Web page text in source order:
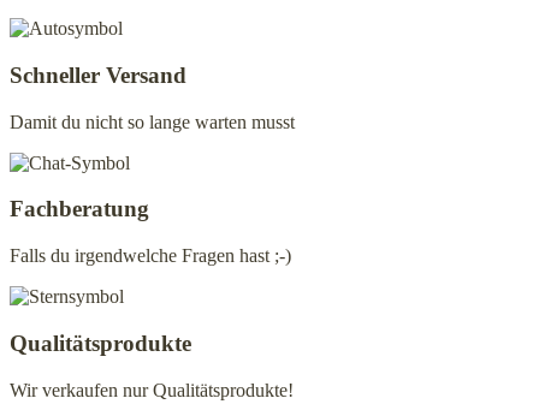
Schneller Versand
Damit du nicht so lange warten musst
Fachberatung
Falls du irgendwelche Fragen hast ;-)
Qualitätsprodukte
Wir verkaufen nur Qualitätsprodukte!